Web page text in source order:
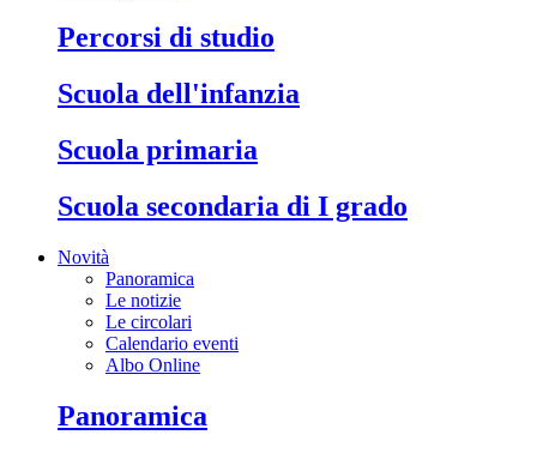
Percorsi di studio
Scuola dell'infanzia
Scuola primaria
Scuola secondaria di I grado
Novità
Panoramica
Le notizie
Le circolari
Calendario eventi
Albo Online
Panoramica